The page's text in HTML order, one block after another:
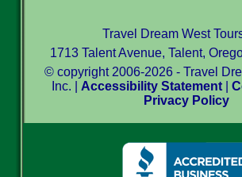
Travel Dream West
1713 Talent Avenue, Talent,
© copyright 2006-2026 - Travel
Inc. | Accessibility Statement |
Privacy Policy